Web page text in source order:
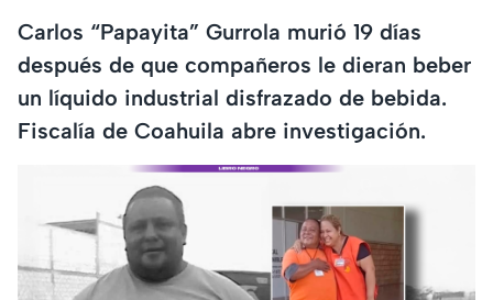
Carlos “Papayita” Gurrola murió 19 días
después de que compañeros le dieran beber
un líquido industrial disfrazado de bebida.
Fiscalía de Coahuila abre investigación.